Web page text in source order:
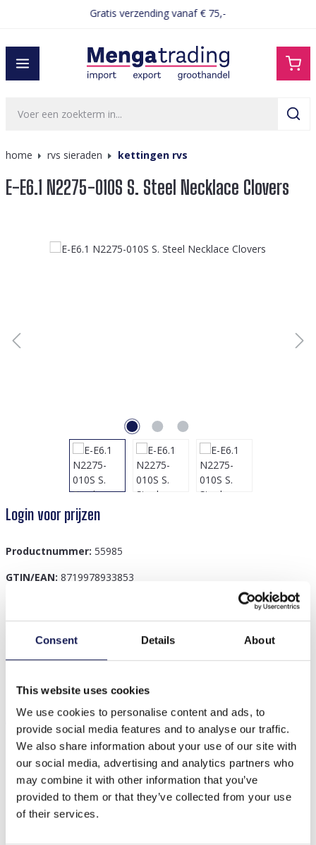
Consent Details About
This website uses cookies
We use cookies to personalise content and ads, to
provide social media features and to analyse our traffic.
We also share information about your use of our site with
our social media, advertising and analytics partners who
may combine it with other information that you’ve
provided to them or that they’ve collected from your use
of their services.
Gratis verzending vanaf € 75,-
home rvs sieraden kettingen rvs
E-E6.1 N2275-010S S. Steel Necklace Clovers
Afbeeldingengalerij overslaan
Login voor prijzen
Productnummer: 55985
GTIN/EAN: 8719978933853
Beschrijving
E-E6.1 N2275-010S S. Steel Necklace Clovers
Anderen kochten ook